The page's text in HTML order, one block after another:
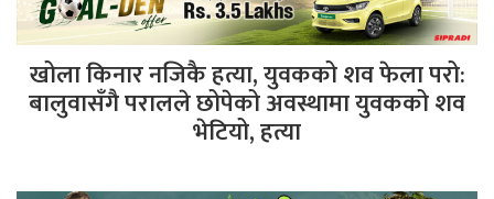
खोला किनार नजिकै हत्या, युवकको शव फेला परो:
बालुवासँगै परालले छोपेको अवस्थामा युवकको शव
भेटियो, हत्या